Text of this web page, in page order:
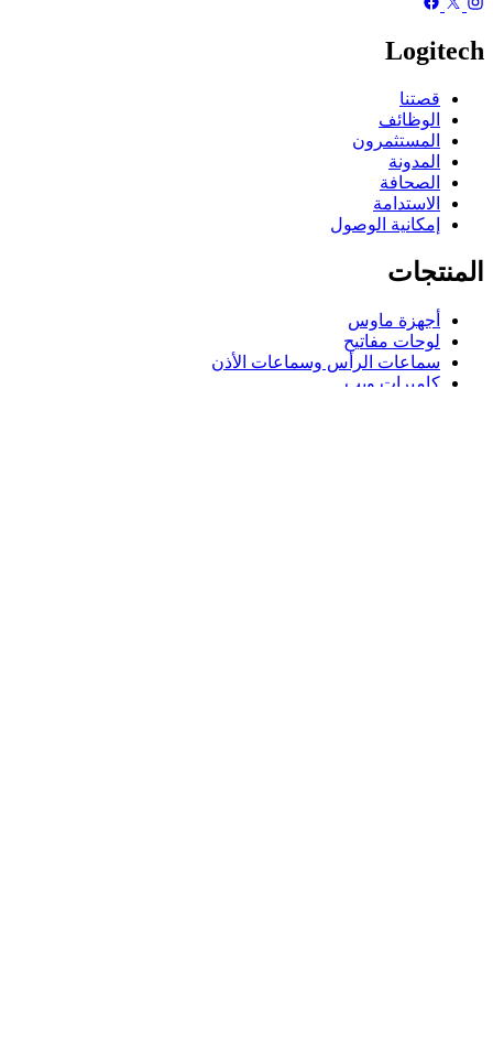
Logitech
قصتنا
الوظائف
المستثمرون
المدونة
الصحافة
الاستدامة
إمكانية الوصول
المنتجات
أجهزة ماوس
لوحات مفاتيح
سماعات الرأس وسماعات الأذن
كاميرات ويب